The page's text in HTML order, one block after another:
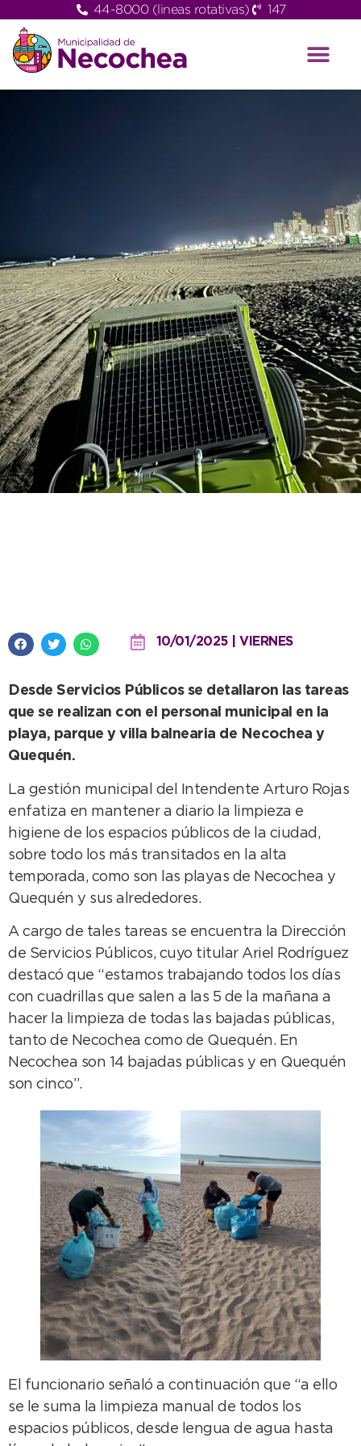
44-8000 (lineas rotativas) 147
10/01/2025 | VIERNES
Desde Servicios Públicos se detallaron las tareas
que se realizan con el personal municipal en la
playa, parque y villa balnearia de Necochea y
Quequén.
La gestión municipal del Intendente Arturo Rojas
enfatiza en mantener a diario la limpieza e
higiene de los espacios públicos de la ciudad,
sobre todo los más transitados en la alta
temporada, como son las playas de Necochea y
Quequén y sus alrededores.
A cargo de tales tareas se encuentra la Dirección
de Servicios Públicos, cuyo titular Ariel Rodríguez
destacó que “estamos trabajando todos los días
con cuadrillas que salen a las 5 de la mañana a
hacer la limpieza de todas las bajadas públicas,
tanto de Necochea como de Quequén. En
Necochea son 14 bajadas públicas y en Quequén
son cinco”.
El funcionario señaló a continuación que “a ello
se le suma la limpieza manual de todos los
espacios públicos, desde lengua de agua hasta